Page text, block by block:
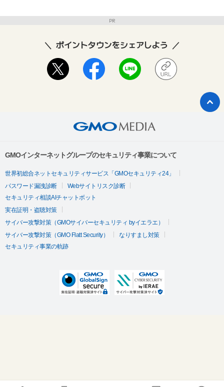
PR
ポイントタウンをシェアしよう
GMOインターネットグループのセキュリティ事業について
世界初総合ネットセキュリティサービス「GMOセキュリティ24」
パスワード漏洩診断
Webサイトリスク診断
セキュリティ相談AIチャットボット
実在証明・盗聴対策
サイバー攻撃対策（GMOサイバーセキュリティ byイエラエ）
サイバー攻撃対策（GMO Flatt Security）
なりすまし対策
セキュリティ事業の軌跡